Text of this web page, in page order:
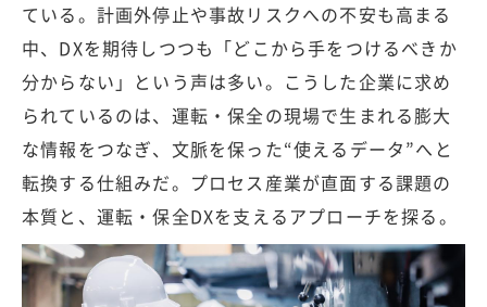
ている。計画外停止や事故リスクへの不安も高まる
中、DXを期待しつつも「どこから手をつけるべきか
分からない」という声は多い。こうした企業に求め
られているのは、運転・保全の現場で生まれる膨大
な情報をつなぎ、文脈を保った“使えるデータ”へと
転換する仕組みだ。プロセス産業が直面する課題の
本質と、運転・保全DXを支えるアプローチを探る。